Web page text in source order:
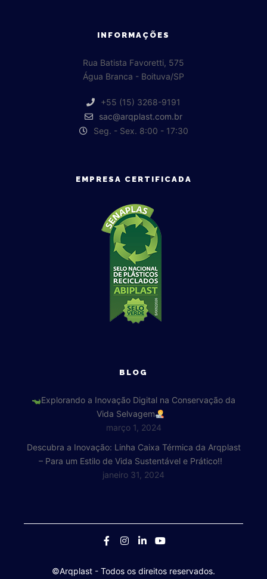
INFORMAÇÕES
Rua Batista Favoretti, 575
Água Branca - Boituva/SP
+55 (15) 3268-9191
sac@arqplast.com.br
Seg. - Sex. 8:00 - 17:30
EMPRESA CERTIFICADA
BLOG
Explorando a Inovação Digital na Conservação da
Vida Selvagem
março 1, 2024
Descubra a Inovação: Linha Caixa Térmica da Arqplast
– Para um Estilo de Vida Sustentável e Prático!!
janeiro 31, 2024
©Arqplast - Todos os direitos reservados.